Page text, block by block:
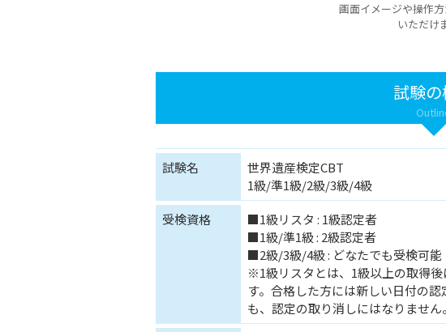
画面イメージや操作
いただけ
試験
試験名
世界遺産検定CBT
1級/準1級/2級/3級/4級
受検資格
■1級リスタ : 1級認定者
■1級/準1級 : 2級認定者
■2級/3級/4級 : どなたでも受検可能
※1級リスタとは、1級以上の取得
す。合格した方には新しい日付の
も、認定の取り消しにはなりません。